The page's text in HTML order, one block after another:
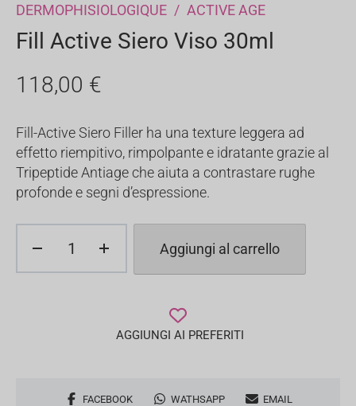
DERMOPHISIOLOGIQUE / ACTIVE AGE
Fill Active Siero Viso 30ml
118,00 €
Fill-Active Siero Filler ha una texture leggera ad
effetto riempitivo, rimpolpante e idratante grazie al
Tripeptide Antiage che aiuta a contrastare rughe
profonde e segni d’espressione.
Active
Siero
Aggiungi al carrello
AGGIUNGI AI PREFERITI
Condividi
FACEBOOK WATHSAPP EMAIL